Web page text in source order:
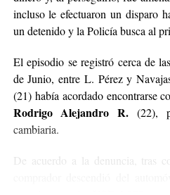
incluso le efectuaron un disparo
un detenido y la Policía busca al
El episodio se registró cerca de
de Junio, entre L. Pérez y
(21) había acordado encontrarse
Rodrigo Alejandro R.(22),
cambiaria.
De acuerdo a la denuncia, tras